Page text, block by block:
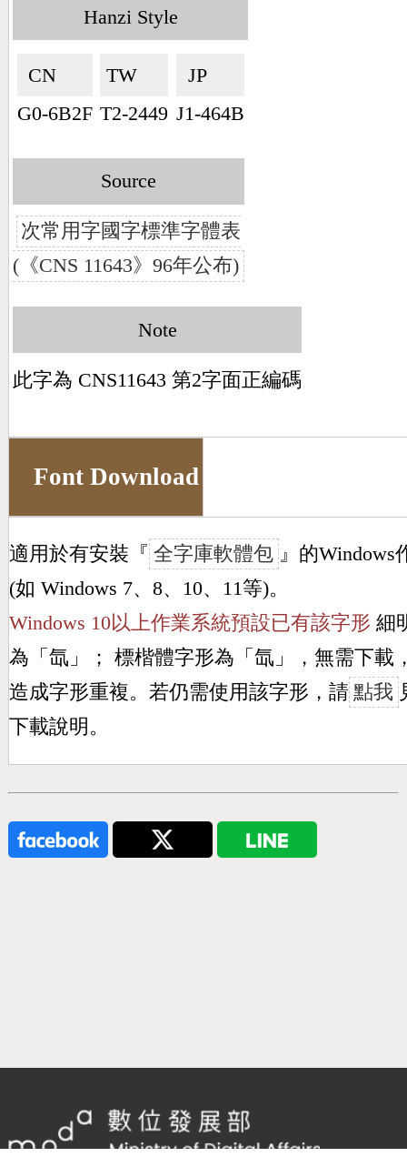
Hanzi Style
CN🇨🇳
G0-6B2F
TW🇹🇼
T2-2449
JP🇯🇵
J1-464B
Source
次常用字國字標準字體表
(《CNS 11643》96年公布)
Note
此字為 CNS11643 第2字面正編碼
Font Download
適用於有安裝『 全字庫軟體包 』的Windows
(如 Windows 7、8、10、11等)。
Windows 10以上作業系統預設已有該字形 細
為「 氙 」； 標楷體字形為「 氙 」，無需下載
造成字形重複。若仍需使用該字形，請 點我
下載說明。